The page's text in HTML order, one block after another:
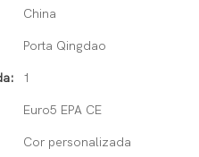
China
Porta Qingdao
1
Euro5 EPA CE
Cor personalizada